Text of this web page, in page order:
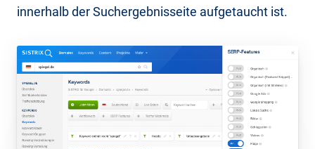
innerhalb der Suchergebnisseite aufgetaucht ist.